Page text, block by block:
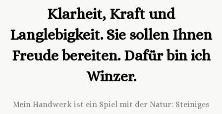
Klarheit, Kraft und
Langlebigkeit. Sie sollen Ihnen
Freude bereiten. Dafür bin ich
Winzer.
Mein Handwerk ist ein Spiel mit der Natur: Steiniges